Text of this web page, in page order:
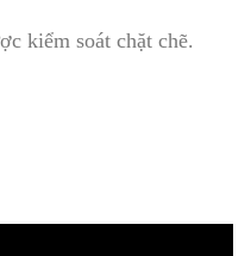
kiểm soát chặt chẽ.